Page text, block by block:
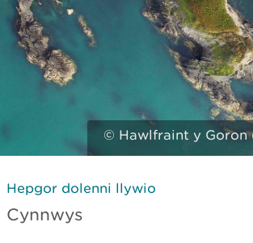
© Hawlfraint y Goron
Hepgor dolenni llywio
Cynnwys